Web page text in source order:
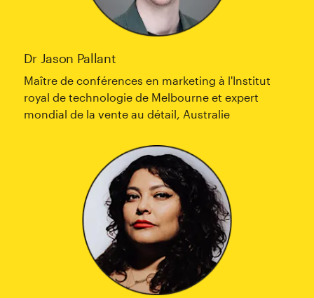
Dr Jason Pallant
Maître de conférences en marketing à l'Institut
royal de technologie de Melbourne et expert
mondial de la vente au détail, Australie